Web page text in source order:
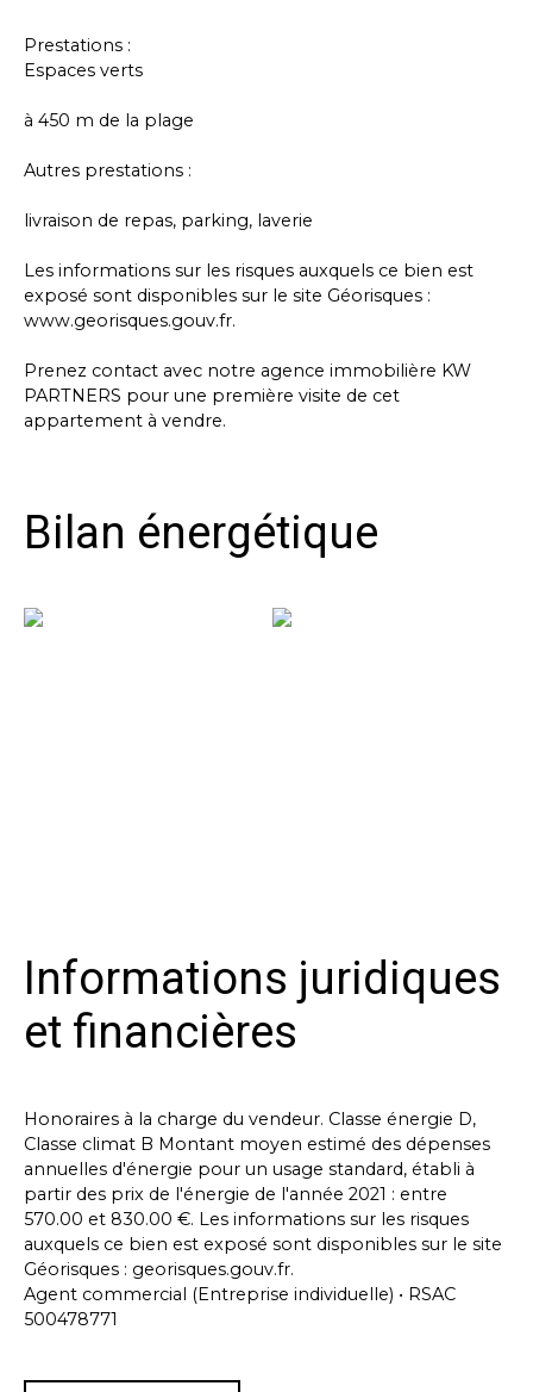
Prestations :
Espaces verts
à 450 m de la plage
Autres prestations :
livraison de repas, parking, laverie
Les informations sur les risques auxquels ce bien est
exposé sont disponibles sur le site Géorisques :
www.georisques.gouv.fr.
Prenez contact avec notre agence immobilière KW
PARTNERS pour une première visite de cet
appartement à vendre.
Bilan énergétique
Informations juridiques
et financières
Honoraires à la charge du vendeur. Classe énergie D,
Classe climat B Montant moyen estimé des dépenses
annuelles d'énergie pour un usage standard, établi à
partir des prix de l'énergie de l'année 2021 : entre
570.00 et 830.00 €. Les informations sur les risques
auxquels ce bien est exposé sont disponibles sur le site
Géorisques : georisques.gouv.fr.
Agent commercial (Entreprise individuelle) • RSAC
500478771